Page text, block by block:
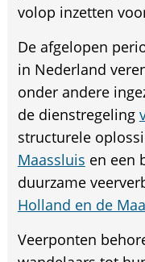
volop inzetten
De afgelopen
in Nederland
onder andere
de dienstregeling
structurele
Maassluis en een
duurzame
Holland en de
Veerponten